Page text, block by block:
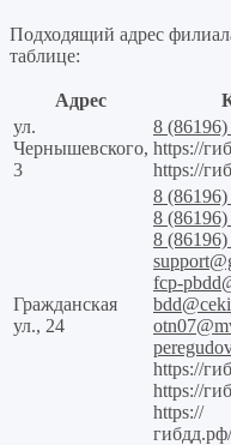
Подходящий адрес
таблице:
Адрес
ул.
Чернышевского,
3
8
https://
https://
Гражданская
ул., 24
8
8
8
fcp-
https://
https://
https://